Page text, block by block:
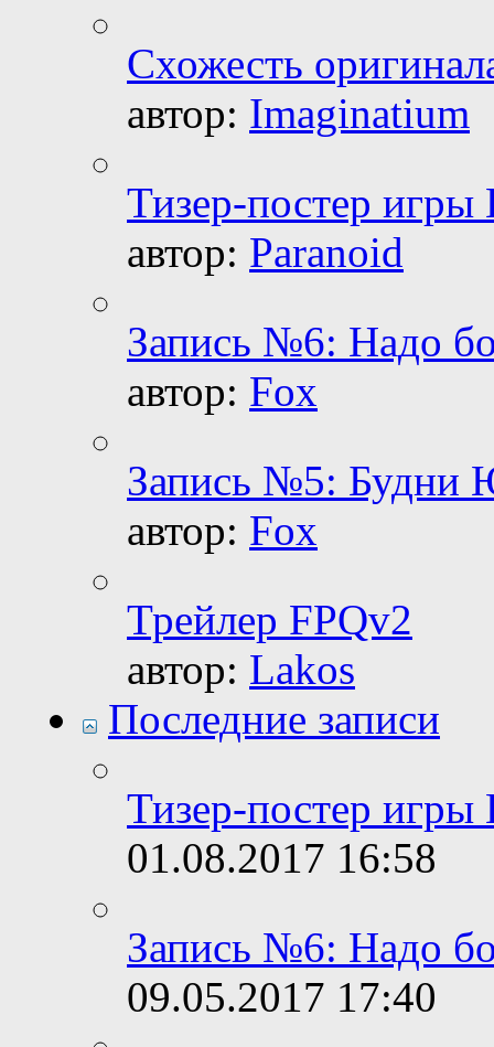
Схожесть
автор: Imaginatium
Тизер-постер
автор: Paranoid
Запись №6: Надо
автор: Fox
Запись №5: Будни
автор: Fox
Трейлер FPQv2
автор: Lakos
Последние записи
Тизер-постер
01.08.2017 16:58
Запись №6: Надо
09.05.2017 17:40